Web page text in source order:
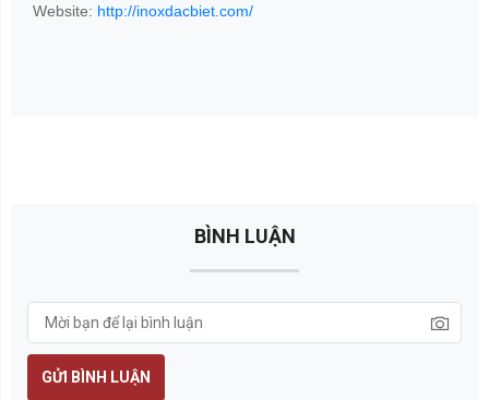
Website: http://inoxdacbiet.com/
BÌNH LUẬN
GỬI BÌNH LUẬN